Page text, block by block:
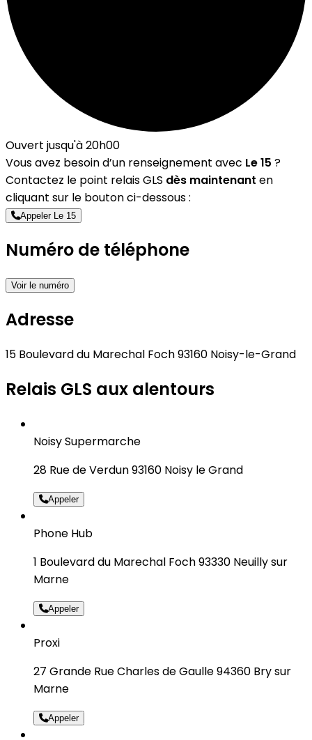
Ouvert jusqu'à 20h00
Vous avez besoin d’un renseignement avec Le 15 ?
Contactez le point relais GLS dès maintenant en
cliquant sur le bouton ci-dessous :
Appeler Le 15
Numéro de téléphone
Voir le numéro
Adresse
15 Boulevard du Marechal Foch 93160 Noisy-le-Grand
Relais GLS aux alentours
Noisy Supermarche
28 Rue de Verdun 93160 Noisy le Grand
Appeler
Phone Hub
1 Boulevard du Marechal Foch 93330 Neuilly sur
Marne
Appeler
Proxi
27 Grande Rue Charles de Gaulle 94360 Bry sur
Marne
Appeler